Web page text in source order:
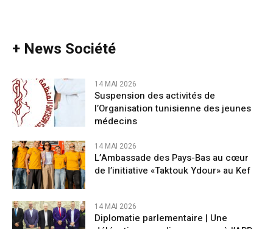
+ News Société
14 MAI 2026
Suspension des activités de
l’Organisation tunisienne des jeunes
médecins
14 MAI 2026
L’Ambassade des Pays-Bas au cœur
de l’initiative «Taktouk Ydour» au Kef
14 MAI 2026
Diplomatie parlementaire | Une